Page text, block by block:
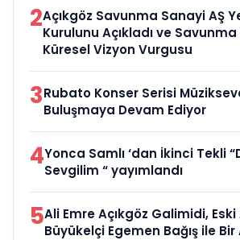
2Açıkgöz Savunma Sanayi AŞ
Kurulunu Açıkladı ve
Küresel Vizyon Vurgusu
3Rubato Konser Serisi
Buluşmaya Devam Ediyor
4Yonca Samlı ‘dan İkinci Tekli
Sevgilim “ yayımlandı
5Ali Emre Açıkgöz Galimidi, Eski
Büyükelçi Egemen Bağış ile